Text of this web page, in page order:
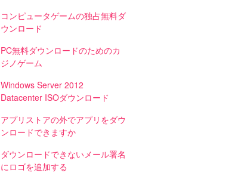
コンピュータゲームの独占無料ダ
ウンロード
PC無料ダウンロードのためのカ
ジノゲーム
Windows Server 2012
Datacenter ISOダウンロード
アプリストアの外でアプリをダウ
ンロードできますか
ダウンロードできないメール署名
にロゴを追加する